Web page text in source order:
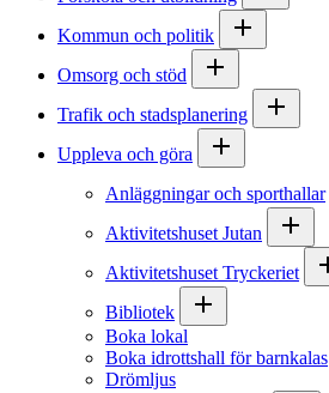
Kommun och politik
Omsorg och stöd
Trafik och stadsplanering
Uppleva och göra
Anläggningar och sporthallar
Aktivitetshuset Jutan
Aktivitetshuset Tryckeriet
Bibliotek
Boka lokal
Boka idrottshall för barnkalas
Drömljus